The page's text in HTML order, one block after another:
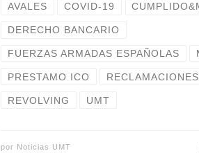
AVALES COVID-19
DERECHO BANCARIO
FUERZAS ARMADAS ESPAÑOLAS
PRESTAMO ICO
REVOLVING UMT
por Noticias UMT